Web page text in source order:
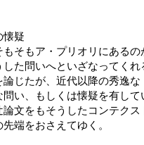
疑
は、そもそもア・
した問いへといざなってく
じたが、近代以降の秀逸
問い、もしくは懐疑を有し
文をもそうしたコンテクス
題」論の先端を